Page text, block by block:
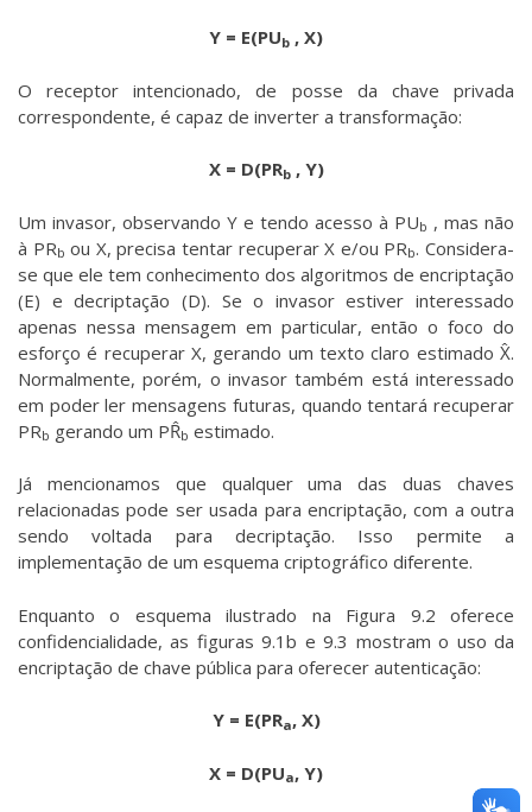
Y = E(PUb , X)
O receptor intencionado, de posse da chave privada
correspondente, é capaz de inverter a transformação:
X = D(PRb, Y)
Um invasor, observando Y e tendo acesso à PUb , mas não
à PRb ou X, precisa tentar recuperar X e/ou PRb. Considera-
se que ele tem conhecimento dos algoritmos de encriptação
(E) e decriptação (D). Se o invasor estiver interessado
apenas nessa mensagem em particular, então o foco do
esforço é recuperar X, gerando um texto claro estimado X̂.
Normalmente, porém, o invasor também está interessado
em poder ler mensagens futuras, quando tentará recuperar
PRb gerando um PR̂b estimado.
Já mencionamos que qualquer uma das duas chaves
relacionadas pode ser usada para encriptação, com a outra
sendo voltada para decriptação. Isso permite a
implementação de um esquema criptográfico diferente.
Enquanto o esquema ilustrado na Figura 9.2 oferece
confidencialidade, as figuras 9.1b e 9.3 mostram o uso da
encriptação de chave pública para oferecer autenticação:
Y = E(PRa, X)
X = D(PUa, Y)